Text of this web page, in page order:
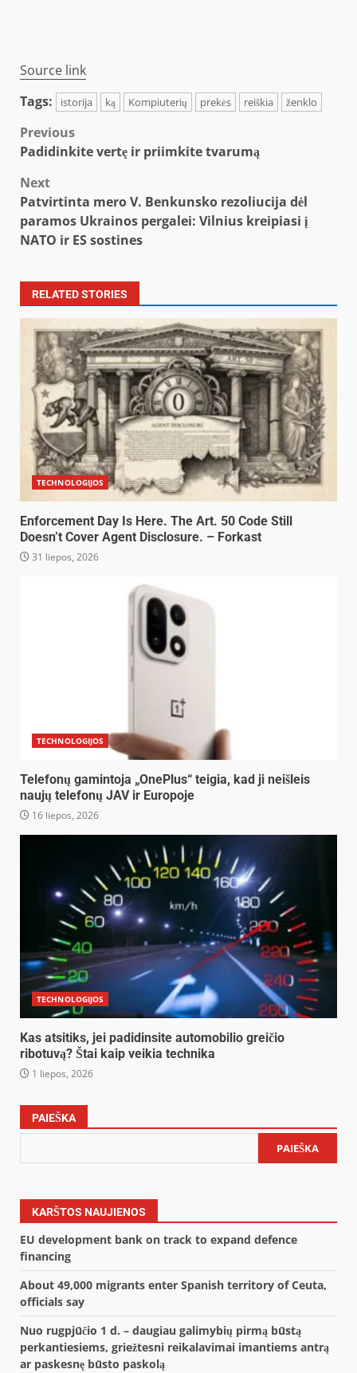
Source link
Tags:
istorija ką Kompiuterių prekės reiškia ženklo
Post
Previous
Padidinkite vertę ir priimkite tvarumą
Next
Patvirtinta mero V. Benkunsko rezoliucija dėl
paramos Ukrainos pergalei: Vilnius kreipiasi į
NATO ir ES sostines
RELATED STORIES
TECHNOLOGIJOS
Enforcement Day Is Here. The Art. 50 Code Still
Doesn’t Cover Agent Disclosure. – Forkast
31 liepos, 2026
TECHNOLOGIJOS
Telefonų gamintoja „OnePlus“ teigia, kad ji neišleis
naujų telefonų JAV ir Europoje
16 liepos, 2026
TECHNOLOGIJOS
Kas atsitiks, jei padidinsite automobilio greičio
ribotuvą? Štai kaip veikia technika
1 liepos, 2026
PAIEŠKA
PAIEŠKA
KARŠTOS NAUJIENOS
EU development bank on track to expand defence
financing
About 49,000 migrants enter Spanish territory of Ceuta,
officials say
Nuo rugpjūčio 1 d. – daugiau galimybių pirmą būstą
perkantiesiems, griežtesni reikalavimai imantiems antrą
ar paskesnę būsto paskolą